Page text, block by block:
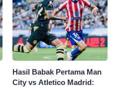
Hasil Babak Pertama Man
City vs Atletico Madrid: